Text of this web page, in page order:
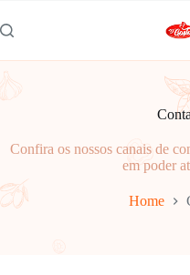
Confira os nossos canais de
em poder
Home